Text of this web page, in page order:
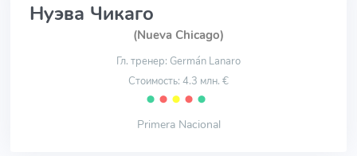
Нуэва Чикаго
(Nueva Chicago)
Гл. тренер: Germán Lanaro
Стоимость: 4.3 млн. €
⬤ ⬤ ⬤ ⬤ ⬤
Primera Nacional